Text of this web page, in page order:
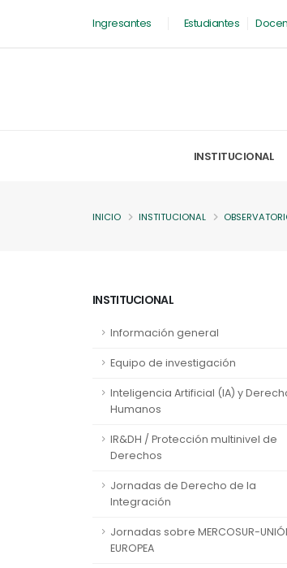
Ingresantes Estudiantes
INSTITUCIONAL
INICIO INSTITUCIONAL
INSTITUCIONAL
Información general
Equipo de investigación
Inteligencia Artificial (IA) y
Humanos
IR&DH / Protección multinivel de
Derechos
Jornadas de Derecho de la
Integración
Jornadas sobre MERCOSUR-
EUROPEA